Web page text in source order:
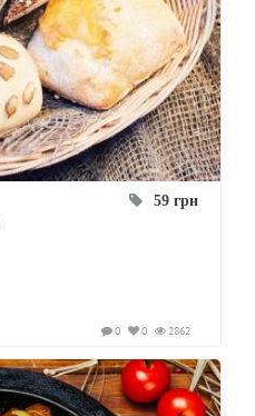
59 грн
2862
0
0